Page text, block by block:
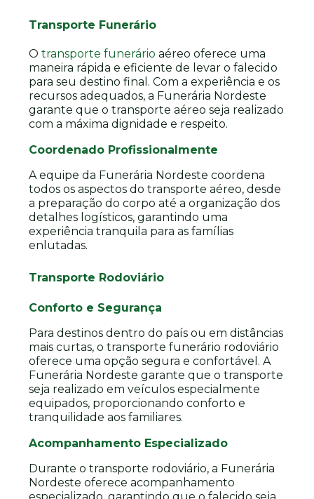
Transporte Funerário
O transporte funerário aéreo oferece uma
maneira rápida e eficiente de levar o falecido
para seu destino final. Com a experiência e os
recursos adequados, a Funerária Nordeste
garante que o transporte aéreo seja realizado
com a máxima dignidade e respeito.
Coordenado Profissionalmente
A equipe da Funerária Nordeste coordena
todos os aspectos do transporte aéreo, desde
a preparação do corpo até a organização dos
detalhes logísticos, garantindo uma
experiência tranquila para as famílias
enlutadas.
Transporte Rodoviário
Conforto e Segurança
Para destinos dentro do país ou em distâncias
mais curtas, o transporte funerário rodoviário
oferece uma opção segura e confortável. A
Funerária Nordeste garante que o transporte
seja realizado em veículos especialmente
equipados, proporcionando conforto e
tranquilidade aos familiares.
Acompanhamento Especializado
Durante o transporte rodoviário, a Funerária
Nordeste oferece acompanhamento